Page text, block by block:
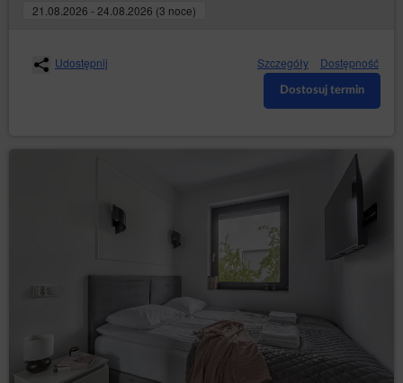
21.08.2026 - 24.08.2026 (3 noce)
Udostępnij Szczegóły Dostępność
Dostosuj termin